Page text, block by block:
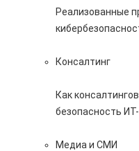
Реализованные
Консалтинг
Как
безопасность
Медиа и СМИ